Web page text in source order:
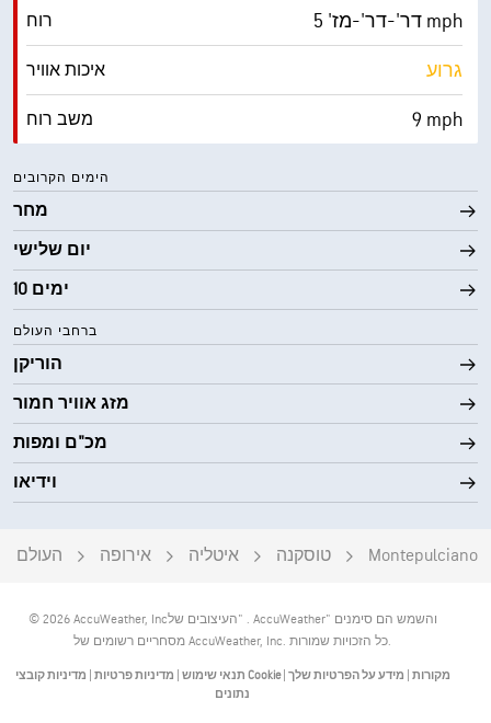
רוח דר'-דר'-מז' 5 mph
איכות אוויר גרוע
משב רוח 9 mph
נקודת טל 67° F
AccuLumen Brightness Index™ 0 (כהה)
כיסוי עננים 2%
ראות 10 מייל
תקרת עננים ‎30000 ft
הימים הקרובים
מחר
יום שלישי
10 ימים
ברחבי העולם
הוריקן
מזג אוויר חמור
מכ"ם ומפות
וידיאו
העולם אירופה איטליה טוסקנה Montepulciano
‎© 2026 AccuWeather, Inc‏. "העיצובים של AccuWeather" והשמש הם סימנים
מסחריים רשומים של AccuWeather, Inc. כל הזכויות שמורות.
תנאי שימוש מדיניות פרטיות מדיניות קובצי Cookie מידע על הפרטיות שלך
מקורות
נתונים